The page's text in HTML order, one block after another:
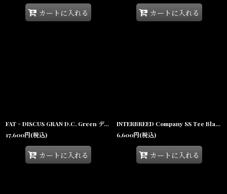
カートに入れる カートに入れる
FAT × DISCUS GRAN D.C. Green ディスカス 半袖 Tシャツ カットソー ブリーチ加工 沖縄 Tシャツ 沖縄 メンズ服
17,600円(税込)
カートに入れる
INTERBREED Company SS Tee Black インターブリード 半袖 Tシャツ コンプトン サンプリング ロゴ グラフィック 沖縄 ストリートファッション
6,600円(税込)
カートに入れる